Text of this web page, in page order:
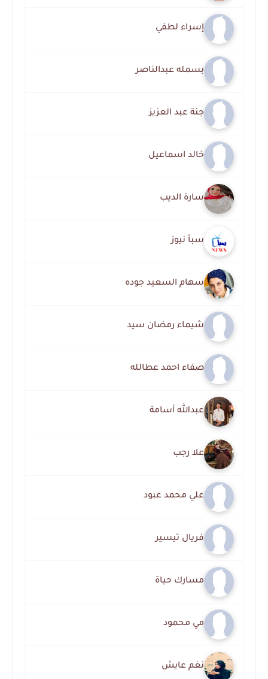
إسراء لطفي
بسمله عبدالناصر
جنة عبد العزيز
خالد اسماعيل
سارة الديب
سبأ نيوز
سهام السعيد جوده
شيماء رمضان سيد
صفاء احمد عطالله
عبدالله أسامة
علا رجب
علي محمد عبود
فريال تيسير
مسارك حياة
مي محمود
نغم عايش